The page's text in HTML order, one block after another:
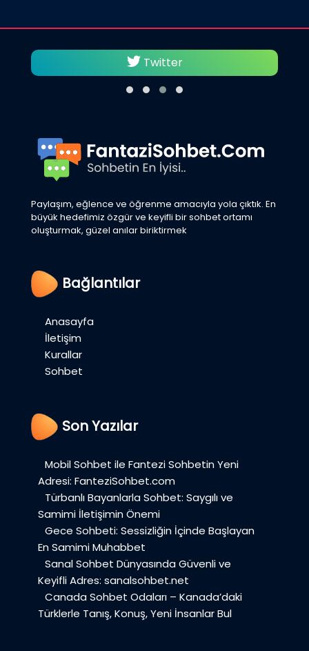
Twitter
Paylaşım, eğlence ve öğrenme amacıyla yola çıktık. En
büyük hedefimiz özgür ve keyifli bir sohbet ortamı
oluşturmak, güzel anılar biriktirmek
Bağlantılar
Anasayfa
İletişim
Kurallar
Sohbet
Son Yazılar
Mobil Sohbet ile Fantezi Sohbetin Yeni
Adresi: FanteziSohbet.com
Türbanlı Bayanlarla Sohbet: Saygılı ve
Samimi İletişimin Önemi
Gece Sohbeti: Sessizliğin İçinde Başlayan
En Samimi Muhabbet
Sanal Sohbet Dünyasında Güvenli ve
Keyifli Adres: sanalsohbet.net
Canada Sohbet Odaları – Kanada’daki
Türklerle Tanış, Konuş, Yeni İnsanlar Bul